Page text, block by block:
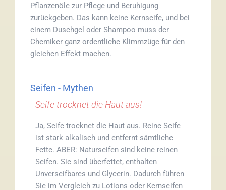
Pflanzenöle zur Pflege und Beruhigung
zurückgeben. Das kann keine Kernseife, und bei
einem Duschgel oder Shampoo muss der
Chemiker ganz ordentliche Klimmzüge für den
gleichen Effekt machen.
Seifen - Mythen
Seife trocknet die Haut aus!
Ja, Seife trocknet die Haut aus. Reine Seife
ist stark alkalisch und entfernt sämtliche
Fette. ABER: Naturseifen sind keine reinen
Seifen. Sie sind überfettet, enthalten
Unverseifbares und Glycerin. Dadurch führen
Sie im Vergleich zu Lotions oder Kernseifen